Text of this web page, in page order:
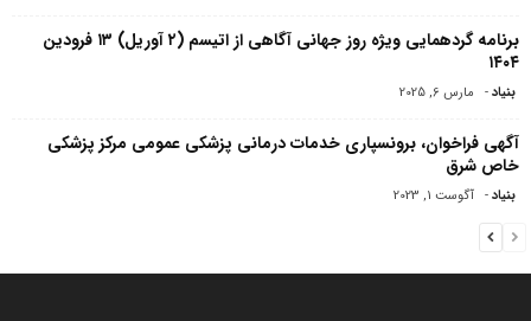
برنامه گردهمایی ویژه روز جهانی آگاهی از اتیسم (۲ آوریل) ۱۳ فرودین
۱۴۰۴
بنیاد- مارس 6, 2025
آگهی فراخوان، برونسپاری خدمات درمانی پزشکی عمومی مرکز پزشکی
خاص شرق
بنیاد- آگوست 1, 2023